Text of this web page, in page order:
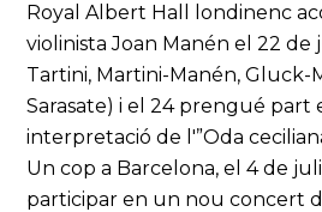
Royal Albert Hall londinenc
violinista Joan Manén el 22 de
Tartini, Martini-Manén, Gluck-
Sarasate) i el 24 prengué part
interpretació de l'”Oda
Un cop a Barcelona, el 4 de
participar en un nou concert